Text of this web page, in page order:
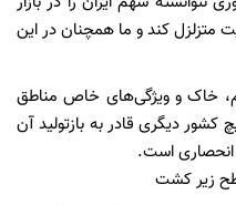
متزلزل کند و ما همچنان در این
خاک و ویژگی‌های خاص مناطق
دیگری قادر به بازتولید آن
انحصاری است.